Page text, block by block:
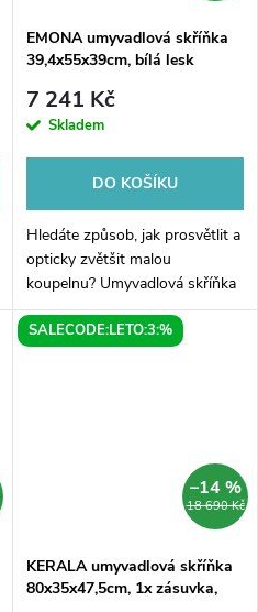
EMONA umyvadlová skříňka
39,4x55x39cm, bílá lesk
7 241 Kč
Skladem
DO KOŠÍKU
Hledáte způsob, jak prosvětlit a
opticky zvětšit malou
koupelnu? Umyvadlová skříňka
EMONA v bílém lesku je sázkou
na jistotu. Díky své kompaktní
SALECODE:LETO:3:%
18 690 Kč
–14 %
KERALA umyvadlová skříňka
80x35x47,5cm, 1x zásuvka,